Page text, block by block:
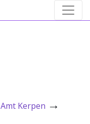
Amt Kerpen →